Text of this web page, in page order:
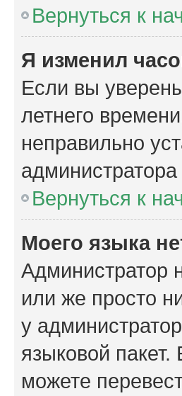
Вернуться к
Я изменил
Если вы
летнего
неправильно
Вернуться к
Моего языка
Администратор
или же просто
у
языковой пакет.
можете